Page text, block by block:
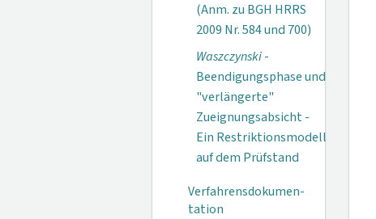
(Anm. zu BGH HRRS
2009 Nr. 584 und 700)
Waszczynski-
Beendigungsphase und
"verlängerte"
Zueignungsabsicht -
Ein Restriktionsmodell
auf dem Prüfstand
Verfahrensdokumen­
tation